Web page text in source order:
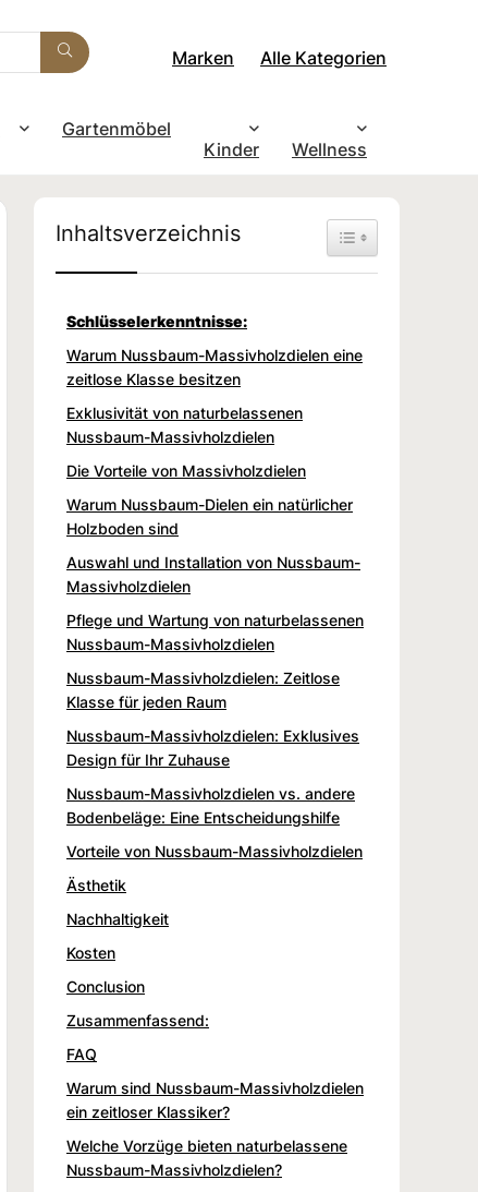
Marken Alle Kategorien
Gartenmöbel
Kinder
Wellness
Inhaltsverzeichnis Toggle Table of
Schlüsselerkenntnisse:
Warum Nussbaum-Massivholzdielen eine
zeitlose Klasse besitzen
Exklusivität von naturbelassenen
Nussbaum-Massivholzdielen
Die Vorteile von Massivholzdielen
Warum Nussbaum-Dielen ein natürlicher
Holzboden sind
Auswahl und Installation von Nussbaum-
Massivholzdielen
Pflege und Wartung von naturbelassenen
Nussbaum-Massivholzdielen
Nussbaum-Massivholzdielen: Zeitlose
Klasse für jeden Raum
Nussbaum-Massivholzdielen: Exklusives
Design für Ihr Zuhause
Nussbaum-Massivholzdielen vs. andere
Bodenbeläge: Eine Entscheidungshilfe
Vorteile von Nussbaum-Massivholzdielen
Ästhetik
Nachhaltigkeit
Kosten
Conclusion
Zusammenfassend:
FAQ
Warum sind Nussbaum-Massivholzdielen
ein zeitloser Klassiker?
Welche Vorzüge bieten naturbelassene
Nussbaum-Massivholzdielen?